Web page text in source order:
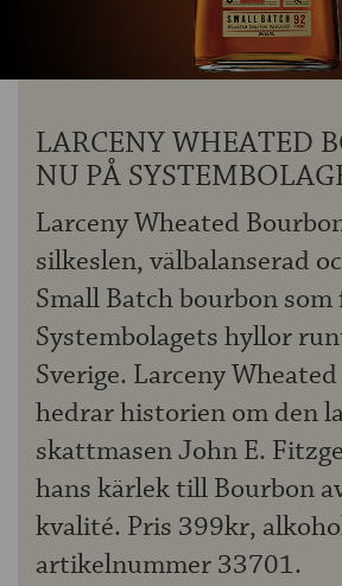
KONTAKTA OSS
LARCENY WHEATED
NU PÅ
Larceny Wheated
silkeslen, välbalanserad
Small Batch bourbon
Systembolagets hyllor
Sverige. Larceny
hedrar historien om den
skattmasen John E.
hans kärlek till Bourbon
kvalité. Pris 399kr,
artikelnummer 33701.